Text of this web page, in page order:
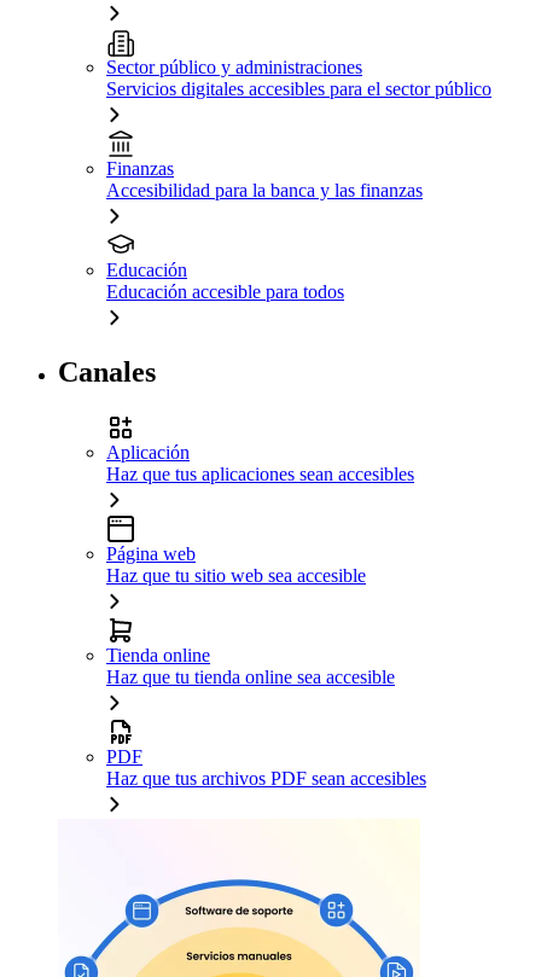
Sector público y administraciones
Servicios digitales accesibles para el sector público
Finanzas
Accesibilidad para la banca y las finanzas
Educación
Educación accesible para todos
Canales
Aplicación
Haz que tus aplicaciones sean accesibles
Página web
Haz que tu sitio web sea accesible
Tienda online
Haz que tu tienda online sea accesible
PDF
Haz que tus archivos PDF sean accesibles